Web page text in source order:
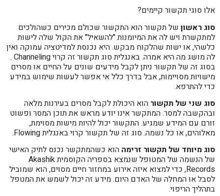
אלו סוגי תקשור קיימים?
סוג ראשון של תקשור הוא התקשור שכולם מכירים כשהולכים
למתקשרת ויש לה את המיומנות "להשאיל" את הקול שלה לישות
כלשהי, או ישות שהלקוח מבקש. היא נכנסת למדיטציה עמוקה ואין
לה מושג מה היא אמרה. באנגלית סוג תקשור זה קרוי Channeling .
בסוג זה של תקשור ניתן לקבל מידעים שונים על החיים או מסרים
מישויות מסויימות, אבל בדרך כלל אי אפשר לעשות שימוש במידע
כדי להתרפא.
סוג שני של תקשור הוא היכולת לקבל מסרים בעירנות מלאה
ובהקשבה למסר. המתקשר אינו יודע מראש את תוכן המסר ופשוט
זורם עם המידע שמגיע. התקשור יכול להיות מישות מסוימת,
מאלוהים, או כל נשמה. סוג זה של תקשור קרוי באנגלית Flowing.
סוג מיוחד של תקשור זרימה הוא כשהמתקשר נכנס לתיק האישי
של הנשמה של המטופל שנמצא בספריה הקוסמית Akashik
Records, כדי למצוא איזה אירוע במחזור חיים מסוים, הוא שמוביל
לסבל או המחלה של האדם היום. מידע זה יכול לשמש את המטפל
בתהליך הריפוי.